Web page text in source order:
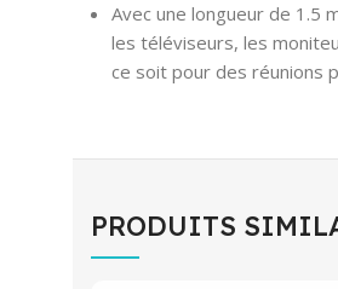
Avec une longueur de 1.5
les téléviseurs, les
ce soit pour des réunions
PRODUITS